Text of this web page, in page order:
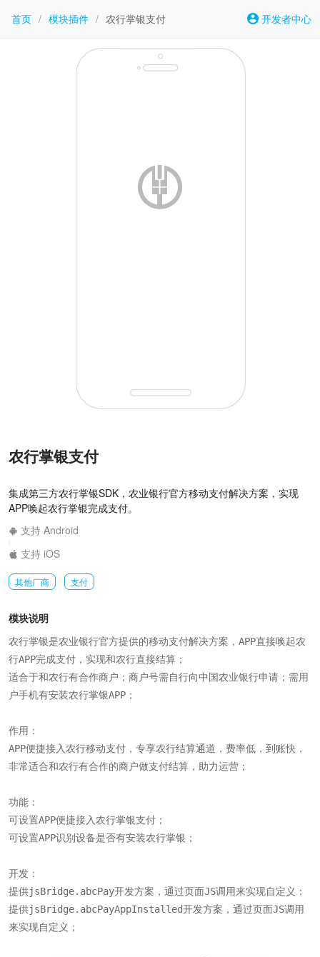
首页 / 模块插件 / 农行掌银支付 开发者中心
农行掌银支付
集成第三方农行掌银SDK，农业银行官方移动支付解决方案，实现
APP唤起农行掌银完成支付。
支持 Android
支持 iOS
其他厂商 支付
模块说明
农行掌银是农业银行官方提供的移动支付解决方案，APP直接唤起农
行APP完成支付，实现和农行直接结算；
适合于和农行有合作商户；商户号需自行向中国农业银行申请；需用
户手机有安装农行掌银APP；
作用：
APP便捷接入农行移动支付，专享农行结算通道，费率低，到账快，
非常适合和农行有合作的商户做支付结算，助力运营；
功能：
可设置APP便捷接入农行掌银支付；
可设置APP识别设备是否有安装农行掌银；
开发：
提供jsBridge.abcPay开发方案，通过页面JS调用来实现自定义；
提供jsBridge.abcPayAppInstalled开发方案，通过页面JS调用
来实现自定义；